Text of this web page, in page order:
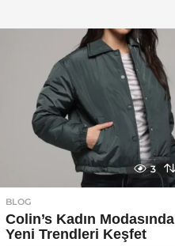
3
BLOG
Colin’s Kadın Modasında
Yeni Trendleri Keşfet